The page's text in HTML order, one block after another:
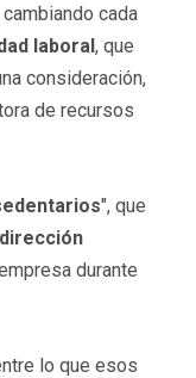
cada
laboral, que
consideración,
de recursos
", que
durante
lo que esos